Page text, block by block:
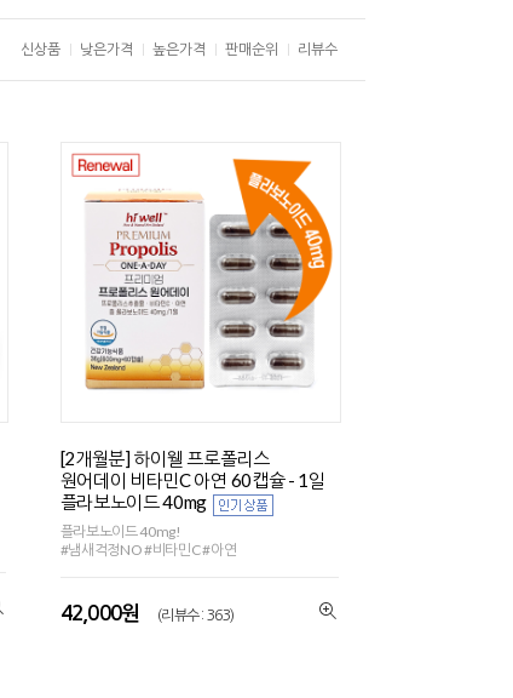
신상품 낮은가격 높은가격 판매순위 리뷰수
[2개월분] 하이웰 프로폴리스
원어데이 비타민C 아연 60캡슐 - 1일
플라보노이드 40mg
플라보노이드 40mg!
#냄새걱정NO #비타민C #아연
42,000원 (리뷰수 : 363)